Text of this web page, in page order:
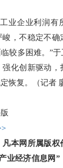
企业利润有
，不稳定不确
较多困难。”于
化创新驱动，
恢复。（记者
本网所属版权
业经济信息网”